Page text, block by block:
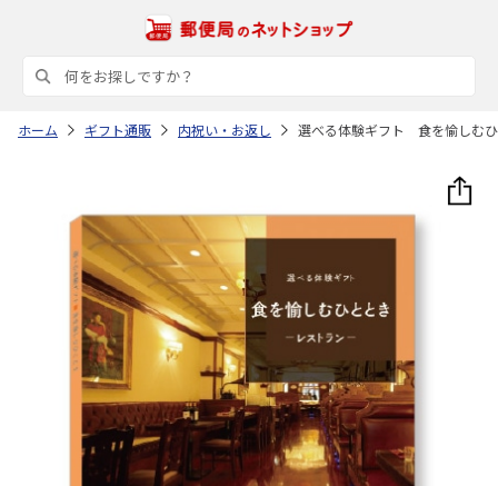
ホーム ギフト通販 内祝い・お返し 選べる体験ギフト 食を愉しむ